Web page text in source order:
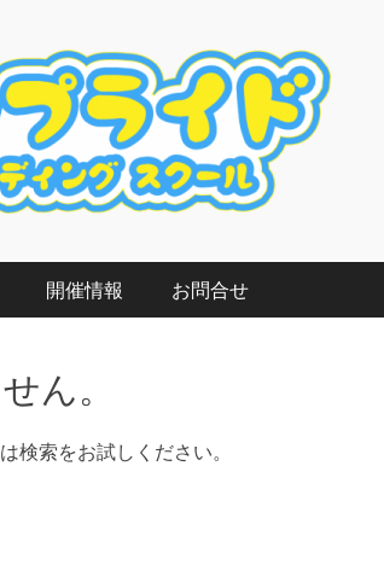
開催情報 お問合せ
ん。
検索をお試しください。